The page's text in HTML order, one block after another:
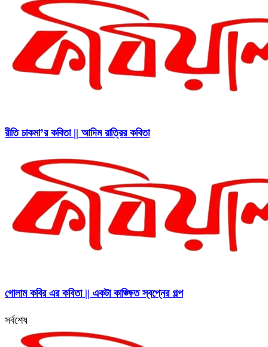
রীতি চাকমা’র কবিতা || আদিম রাত্রির কবিতা
গোলাম কবির এর কবিতা || একটা কাঙ্ক্ষিত স্বপ্নের গল্প
সর্বশেষ